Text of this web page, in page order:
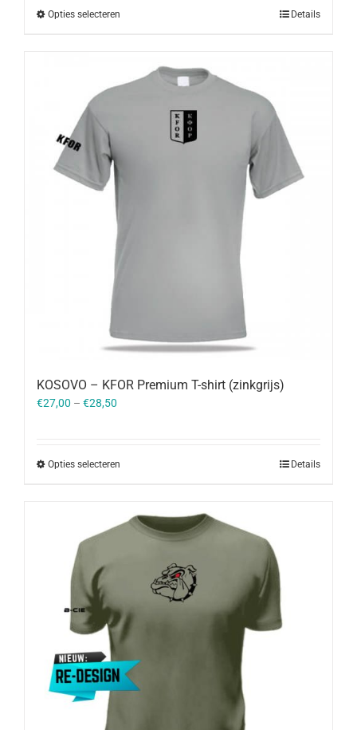
Opties selecteren Details
KOSOVO – KFOR Premium T-shirt (zinkgrijs)
€27,00 – €28,50
Opties selecteren Details